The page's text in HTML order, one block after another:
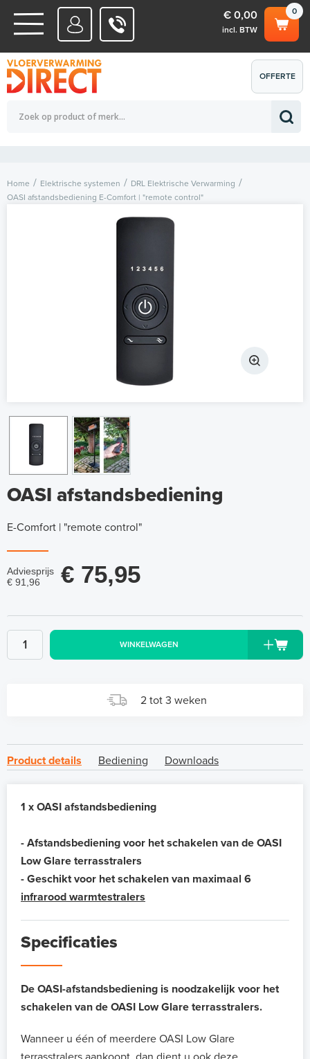
WATERSYSTEMEN
ELEKTRISCHE SYSTEMEN
0
€ 0,00
incl. BTW
Totaalbedrag (incl. BTW) € 0,00
OFFERTE
AANVRAGEN
Home Elektrische systemen
DRL Elektrische Verwarming
OASI afstandsbediening E-Comfort | "remote control"
OASI afstandsbediening
E-Comfort | "remote control"
Adviesprijs
€ 91,96
€ 75,95
WINKELWAGEN
2 tot 3 weken
Product details Bediening Downloads
1 x OASI afstandsbediening
- Afstandsbediening voor het schakelen van de OASI
Low Glare terrasstralers
- Geschikt voor het schakelen van maximaal 6
infrarood warmtestralers
Specificaties
De OASI-afstandsbediening is noodzakelijk voor het
schakelen van de OASI Low Glare terrasstralers.
Wanneer u één of meerdere OASI Low Glare